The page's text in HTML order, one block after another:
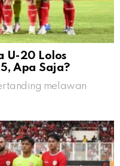
U-20 Lolos
Apa Saja?
melawan